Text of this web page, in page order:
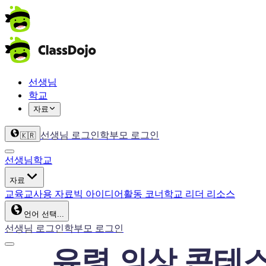
선생님
학교
자료
🇰🇷 선생님 로그인학부모 로그인
선생님학교
자료
교육교사용 자료빅 아이디어활동 코너학교 리더 리소스
언어 선택...
선생님 로그인학부모 로그인